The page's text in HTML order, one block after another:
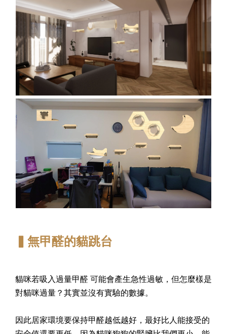
▍無甲醛的貓跳台
貓咪若吸入過量甲醛 可能會產生急性過敏，但怎麼樣是
對貓咪過量？其實並沒有實驗的數據。
因此居家環境要保持甲醛越低越好，最好比人能接受的